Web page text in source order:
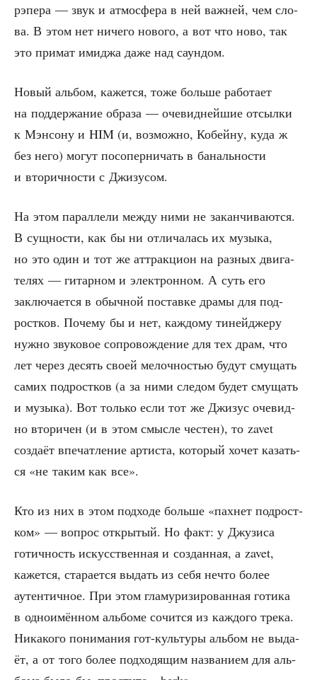
рэпе­ра — звук и атмо­сфе­ра в ней важ­ней, чем сло­
ва. В этом нет ниче­го ново­го, а вот что ново, так
это при­мат ими­джа даже над саундом.
Новый аль­бом, кажет­ся, тоже боль­ше рабо­та­ет
на под­дер­жа­ние обра­за — оче­вид­ней­шие отсыл­ки
к Мэн­со­ну и HIM (и, воз­мож­но, Кобей­ну, куда ж
без него) могут посо­пер­ни­чать в баналь­но­сти
и вто­рич­но­сти с Джизусом.
На этом парал­ле­ли меж­ду ними не закан­чи­ва­ют­ся.
В сущ­но­сти, как бы ни отли­ча­лась их музы­ка,
но это один и тот же аттрак­ци­он на раз­ных дви­га­
те­лях — гитар­ном и элек­трон­ном. А суть его
заклю­ча­ет­ся в обыч­ной постав­ке дра­мы для под­
рост­ков. Поче­му бы и нет, каж­до­му тиней­дже­ру
нуж­но зву­ко­вое сопро­вож­де­ние для тех драм, что
лет через десять сво­ей мелоч­но­стью будут сму­щать
самих под­рост­ков (а за ними сле­дом будет сму­щать
и музы­ка). Вот толь­ко если тот же Джи­зус оче­вид­
но вто­ри­чен (и в этом смыс­ле честен), то zavet
созда­ёт впе­чат­ле­ние арти­ста, кото­рый хочет казать­
ся «не таким как все».
Кто из них в этом под­хо­де боль­ше «пах­нет под­рост­
ком» — вопрос откры­тый. Но факт: у Джу­зи­са
готич­ность искус­ствен­ная и создан­ная, а zavet,
кажет­ся, ста­ра­ет­ся выдать из себя нечто более
аутен­тич­ное. При этом гла­му­ри­зи­ро­ван­ная готи­ка
в одно­имён­ном аль­бо­ме сочит­ся из каж­до­го тре­ка.
Ника­ко­го пони­ма­ния гот-куль­ту­ры аль­бом не выда­
ёт, а от того более под­хо­дя­щим назва­ни­ем для аль­